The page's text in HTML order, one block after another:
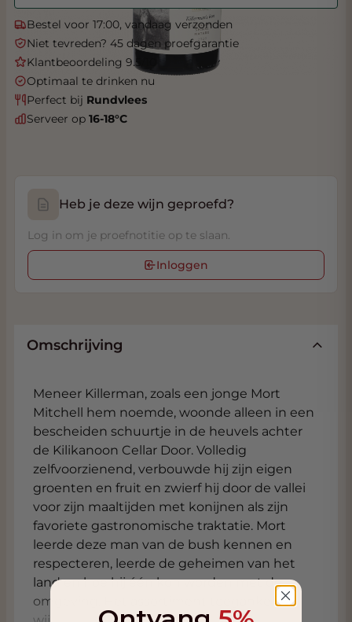
Bestel voor 17:00, vandaag verzonden
Niet tevreden? 45 dagen proefgarantie
Klantbeoordeling 9.5/10
Optimaal te drinken nu
Perfect bij Rundvlees
Serveer op 16-18°C
Heb je deze wijn geproefd?
Log in om je proefnotitie op te slaan.
Inloggen
Omschrijving
Meneer Killerman, zoals een jonge Mort
Mitchell hem noemde, woonde alleen in een
bescheiden schuurtje in de heuvels achter
de Kilikanoon Cellar Door. Volledig
zelfvoorzienend, verbouwde hij zijn eigen
groenten en fruit en zwierf hij door de vallei
voor zijn maaltijden met konijnen als zijn
favoriete gastronomische traktatie. Mort
leerde deze man van de bush kennen en
respecteren, leerde de geheimen van het
land en hoe hij één kon worden met de
omgeving. Het assortiment toegankelijke